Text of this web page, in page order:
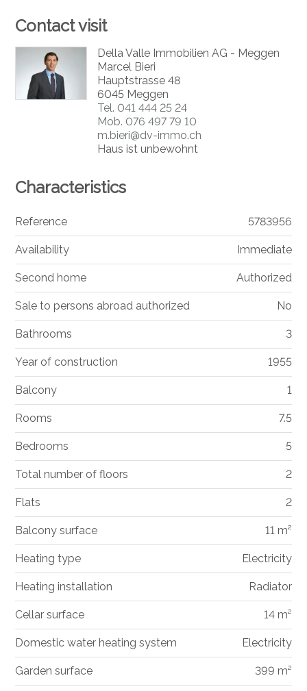
Contact visit
Della Valle Immobilien AG - Meggen
Marcel Bieri
Hauptstrasse 48
6045 Meggen
Tel. 041 444 25 24
Mob. 076 497 79 10
m.bieri@dv-immo.ch
Haus ist unbewohnt
Characteristics
Reference 5783956
Availability Immediate
Second home Authorized
Sale to persons abroad authorized No
Bathrooms 3
Year of construction 1955
Balcony 1
Rooms 7.5
Bedrooms 5
Total number of floors 2
Flats 2
Balcony surface 11 m²
Heating type Electricity
Heating installation Radiator
Cellar surface 14 m²
Domestic water heating system Electricity
Garden surface 399 m²